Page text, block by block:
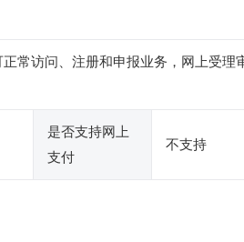
常访问、注册和申报业务，网上受理
是否支持网上
支付
不支持